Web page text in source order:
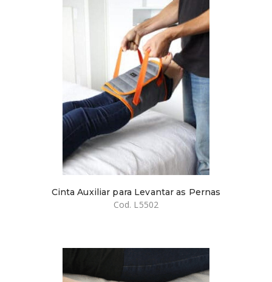
Cinta Auxiliar para Levantar as Pernas
Cod. L5502